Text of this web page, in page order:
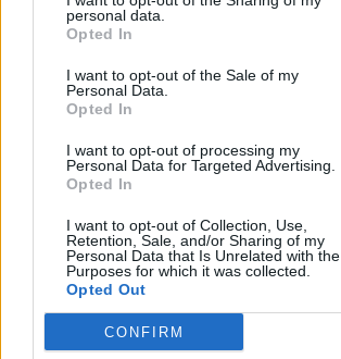
personal data.
Opted In
I want to opt-out of the Sale of my
Personal Data.
Opted In
I want to opt-out of processing my
Personal Data for Targeted Advertising.
Opted In
I want to opt-out of Collection, Use,
Retention, Sale, and/or Sharing of my
Personal Data that Is Unrelated with the
Purposes for which it was collected.
Opted Out
CONFIRM
Staran luetuimmat
1